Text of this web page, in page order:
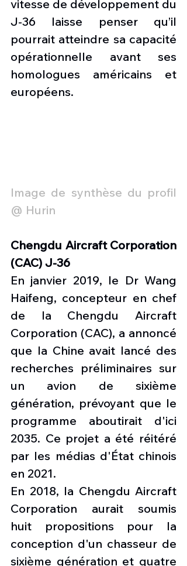
vitesse de développement du
J-36 laisse penser qu’il
pourrait atteindre sa capacité
opérationnelle avant ses
homologues américains et
européens.
Image de synthèse du profil
@ Hurin
Chengdu Aircraft Corporation
(CAC) J-36
En janvier 2019, le Dr Wang
Haifeng, concepteur en chef
de la Chengdu Aircraft
Corporation (CAC), a annoncé
que la Chine avait lancé des
recherches préliminaires sur
un avion de sixième
génération, prévoyant que le
programme aboutirait d'ici
2035. Ce projet a été réitéré
par les médias d'État chinois
en 2021.
En 2018, la Chengdu Aircraft
Corporation aurait soumis
huit propositions pour la
conception d'un chasseur de
sixième génération et quatre